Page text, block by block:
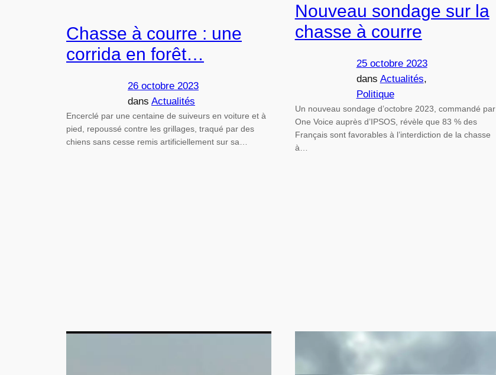
Chasse à courre : une
corrida en forêt…
26 octobre 2023
dans Actualités
Encerclé par une centaine de suiveurs en voiture et à
pied, repoussé contre les grillages, traqué par des
chiens sans cesse remis artificiellement sur sa…
Nouveau sondage sur la
chasse à courre
25 octobre 2023
dans Actualités
Politique
Un nouveau sondage d’octobre 2023, commandé par
One Voice auprès d’IPSOS, révèle que 83 % des
Français sont favorables à l’interdiction de la chasse
à…